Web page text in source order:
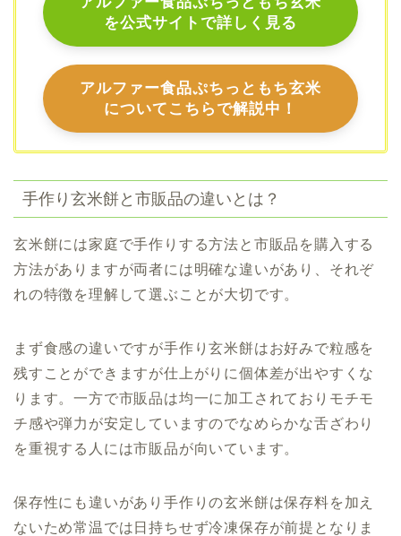
を公式サイトで詳しく見る
アルファー食品ぷちっともち玄米
についてこちらで解説中！
手作り玄米餅と市販品の違いとは？
玄米餅には家庭で手作りする方法と市販品を購入する
方法がありますが両者には明確な違いがあり、それぞ
れの特徴を理解して選ぶことが大切です。
まず食感の違いですが手作り玄米餅はお好みで粒感を
残すことができますが仕上がりに個体差が出やすくな
ります。一方で市販品は均一に加工されておりモチモ
チ感や弾力が安定していますのでなめらかな舌ざわり
を重視する人には市販品が向いています。
保存性にも違いがあり手作りの玄米餅は保存料を加え
ないため常温では日持ちせず冷凍保存が前提となりま